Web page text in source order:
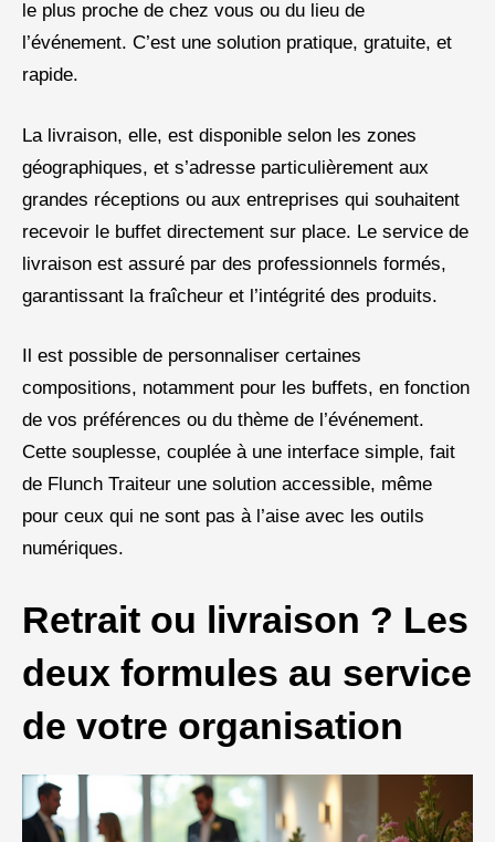
le plus proche de chez vous ou du lieu de
l’événement. C’est une solution pratique, gratuite, et
rapide.
La livraison, elle, est disponible selon les zones
géographiques, et s’adresse particulièrement aux
grandes réceptions ou aux entreprises qui souhaitent
recevoir le buffet directement sur place. Le service de
livraison est assuré par des professionnels formés,
garantissant la fraîcheur et l’intégrité des produits.
Il est possible de personnaliser certaines
compositions, notamment pour les buffets, en fonction
de vos préférences ou du thème de l’événement.
Cette souplesse, couplée à une interface simple, fait
de Flunch Traiteur une solution accessible, même
pour ceux qui ne sont pas à l’aise avec les outils
numériques.
Retrait ou livraison ? Les
deux formules au service
de votre organisation